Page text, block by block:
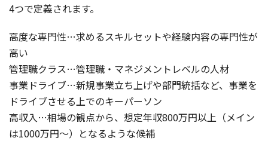
4つで定義されます。
高度な専門性…求めるスキルセットや経験内容の専門性が
高い
管理職クラス…管理職・マネジメントレベルの人材
事業ドライブ…新規事業立ち上げや部門統括など、事業を
ドライブさせる上でのキーパーソン
高収入…相場の観点から、想定年収800万円以上（メイン
は1000万円～）となるような候補